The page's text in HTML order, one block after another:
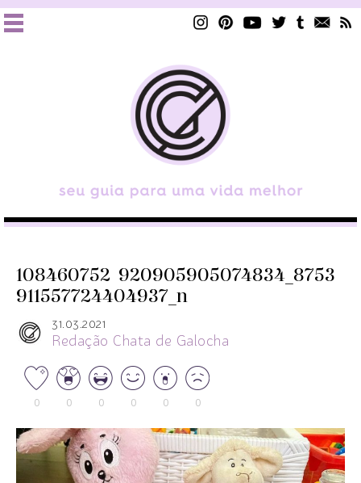
108460752_920905905074834_8753
911557724404937_n
31.03.2021
Redação Chata de Galocha
0 0 0 0 0 0